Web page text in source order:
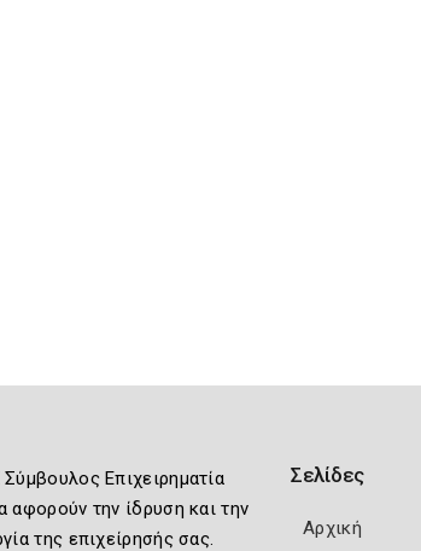
Σύμβουλος Επιχειρηματία
αφορούν την ίδρυση και την
της επιχείρησής σας.
Σελίδες
Αρχική